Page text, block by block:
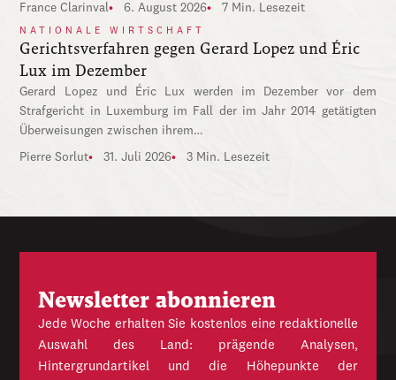
France Clarinval 6. August 2026 7 Min. Lesezeit
NATIONALE WIRTSCHAFT
Gerichtsverfahren gegen Gerard Lopez und Éric
Lux im Dezember
Gerard Lopez und Éric Lux werden im Dezember vor dem
Strafgericht in Luxemburg im Fall der im Jahr 2014 getätigten
Überweisungen zwischen ihrem…
Pierre Sorlut 31. Juli 2026 3 Min. Lesezeit
Newsletter abonnieren
Jede Woche erhalten Sie kostenlos eine redaktionelle
Auswahl des Land: prägende Analysen,
Hintergrundartikel und die Höhepunkte der